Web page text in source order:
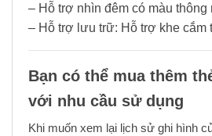
– Hỗ trợ nhìn đêm có màu thông
– Hỗ trợ lưu trữ: Hỗ trợ khe cắm
Bạn có thể mua thêm
với nhu cầu sử dụng
Khi muốn xem lại lịch sử ghi hình